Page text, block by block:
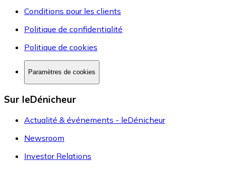
Conditions pour les clients
Politique de confidentialité
Politique de cookies
Paramètres de cookies
Sur leDénicheur
Actualité & événements - leDénicheur
Newsroom
Investor Relations